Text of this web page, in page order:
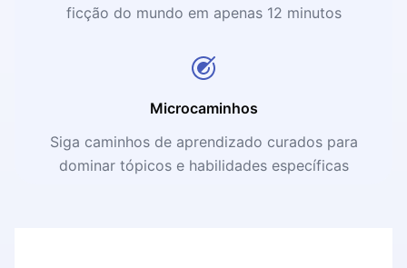
ficção do mundo em apenas 12 minutos
Microcaminhos
Siga caminhos de aprendizado curados para
dominar tópicos e habilidades específicas